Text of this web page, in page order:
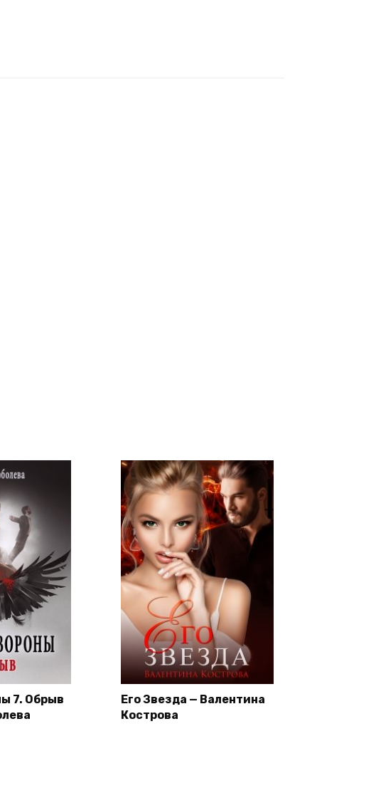
7. Обрыв
Его Звезда — Валентина
Кострова